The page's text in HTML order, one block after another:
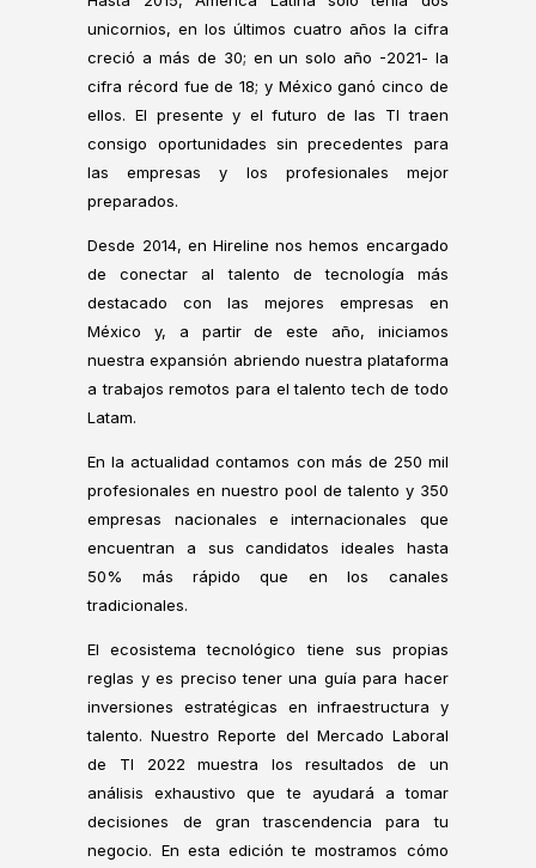
unicornios, en los últimos cuatro años la cifra
creció a más de 30; en un solo año -2021- la
cifra récord fue de 18; y México ganó cinco de
ellos. El presente y el futuro de las TI traen
consigo oportunidades sin precedentes para
las empresas y los profesionales mejor
preparados.
Desde 2014, en Hireline nos hemos encargado
de conectar al talento de tecnología más
destacado con las mejores empresas en
México y, a partir de este año, iniciamos
nuestra expansión abriendo nuestra plataforma
a trabajos remotos para el talento tech de todo
Latam.
En la actualidad contamos con más de 250 mil
profesionales en nuestro pool de talento y 350
empresas nacionales e internacionales que
encuentran a sus candidatos ideales hasta
50% más rápido que en los canales
tradicionales.
El ecosistema tecnológico tiene sus propias
reglas y es preciso tener una guía para hacer
inversiones estratégicas en infraestructura y
talento. Nuestro Reporte del Mercado Laboral
de TI 2022 muestra los resultados de un
análisis exhaustivo que te ayudará a tomar
decisiones de gran trascendencia para tu
negocio. En esta edición te mostramos cómo